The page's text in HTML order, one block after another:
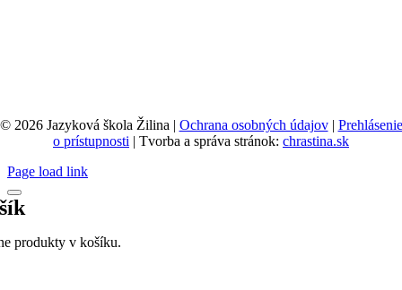
© 2026 Jazyková škola Žilina | Ochrana osobných údajov| Prehlásenie
o prístupnosti | Tvorba a správa stránok: chrastina.sk
Page load link
produkty v košíku.